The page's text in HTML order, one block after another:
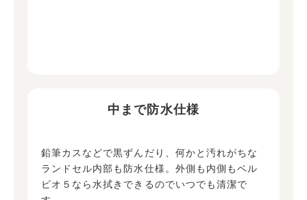
中まで防水仕様
鉛筆カスなどで黒ずんだり、何かと汚れがちな
ランドセル内部も防水仕様。外側も内側もベル
ビオ５なら水拭きできるのでいつでも清潔で